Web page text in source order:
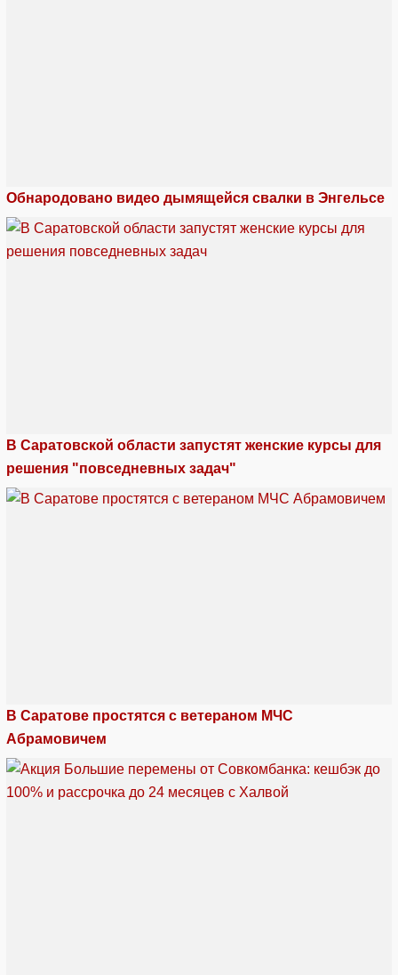
Обнародовано видео дымящейся свалки в Энгельсе
В Саратовской области запустят женские курсы для
решения "повседневных задач"
В Саратове простятся с ветераном МЧС
Абрамовичем